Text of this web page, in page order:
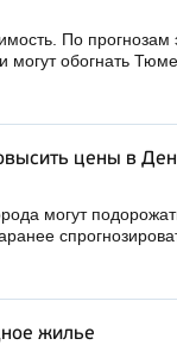
По прогнозам
обогнать
цены в
могут
жилье